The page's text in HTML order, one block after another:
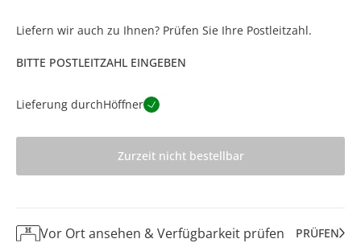
Liefern wir auch zu Ihnen? Prüfen Sie Ihre Postleitzahl.
BITTE POSTLEITZAHL EINGEBEN
Lieferung durchHöffner
Zurzeit nicht bestellbar
Vor Ort ansehen & Verfügbarkeit prüfen PRÜFEN